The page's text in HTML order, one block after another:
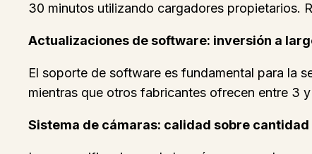
30 minutos utilizando cargadores propietarios.
Actualizaciones de software: inversión a
El soporte de software es fundamental para la
mientras que otros fabricantes ofrecen entre 3
Sistema de cámaras: calidad sobre cantidad